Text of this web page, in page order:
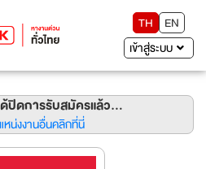
TH
EN
เข้าสู่ระบบ
ปิดการรับสมัครแล้ว...
หน่งงานอื่นคลิกที่นี่